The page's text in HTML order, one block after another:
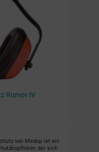
Rumor IV
von Medop ist ein
der sich